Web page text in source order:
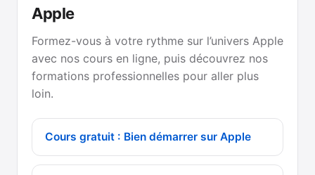
Apple
Formez-vous à votre rythme sur l’univers Apple
avec nos cours en ligne, puis découvrez nos
formations professionnelles pour aller plus
loin.
Cours gratuit : Bien démarrer sur Apple